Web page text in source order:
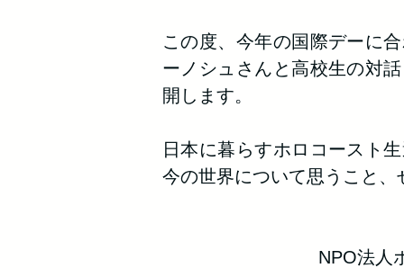
この度、今年の国際デーに
ーノシュさんと高校生の対
開します。
日本に暮らすホロコースト
今の世界について思うこと
​NPO法人